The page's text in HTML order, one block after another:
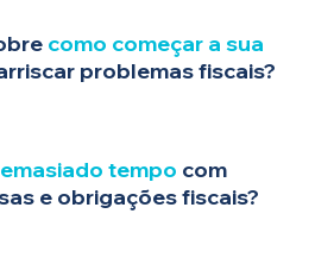
como começar a sua
problemas fiscais?
tempo com
e obrigações fiscais?